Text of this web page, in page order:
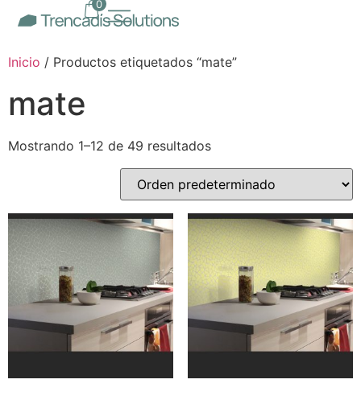
0
Inicio / Productos etiquetados “mate”
mate
Mostrando 1–12 de 49 resultados